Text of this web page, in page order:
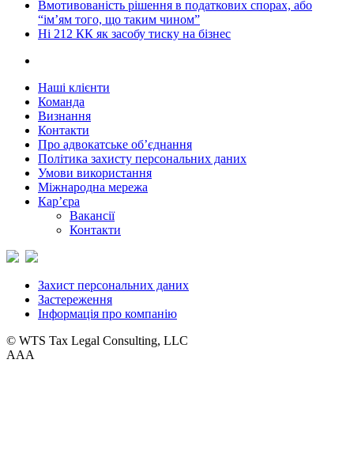
Вмотивованість рішення в податкових спорах, або
“ім’ям того, що таким чином”
Ні 212 КК як засобу тиску на бізнес
Наші клієнти
Команда
Визнання
Контакти
Про адвокатське об’єднання
Політика захисту персональних даних
Умови використання
Міжнародна мережа
Кар’єра
Вакансії
Контакти
Захист персональних даних
Застереження
Інформація про компанію
© WTS Tax Legal Consulting, LLC
AAA